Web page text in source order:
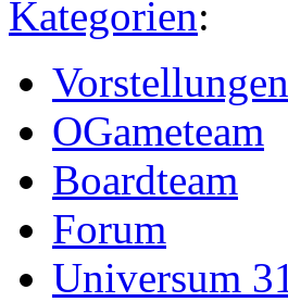
Kategorien:
Vorstellungen
OGameteam
Boardteam
Forum
Universum 31